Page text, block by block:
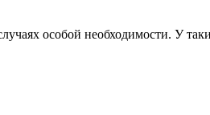
особой необходимости. У